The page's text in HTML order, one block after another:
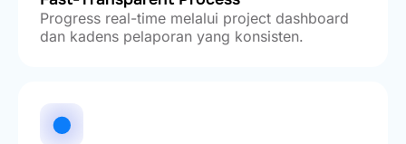
Progress real-time melalui project dashboard
dan kadens pelaporan yang konsisten.